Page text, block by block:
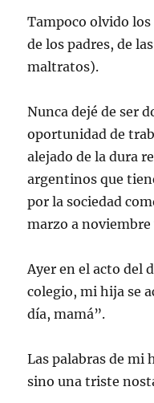
Tampoco olvido
de los padres, de
maltratos).
Nunca dejé de ser
oportunidad de
alejado de la dura
argentinos que
por la sociedad
marzo a
Ayer en el acto del
colegio, mi hija se
día, mamá”.
Las palabras de mi
sino una triste